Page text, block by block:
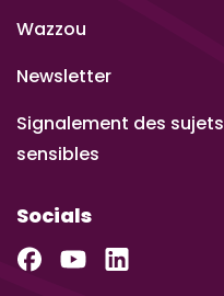
Wazzou
Newsletter
Signalement des sujets
sensibles
Socials